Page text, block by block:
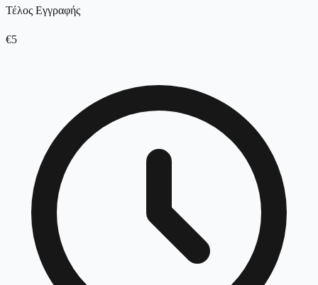
Τέλος Εγγραφής
€5